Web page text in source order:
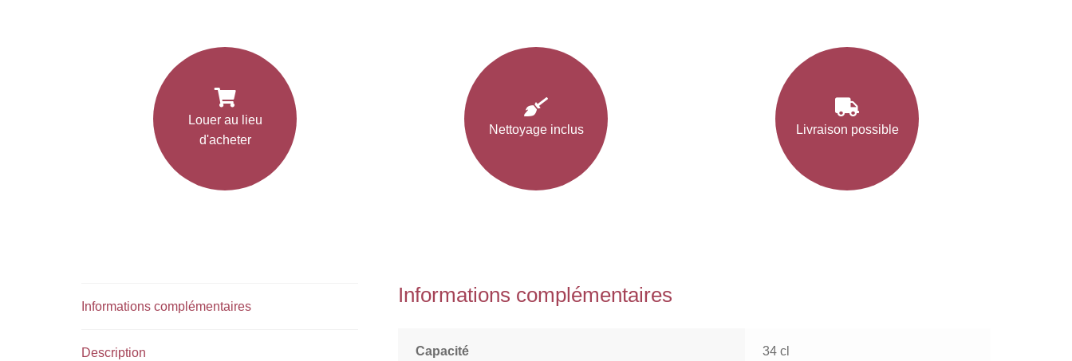
Louer au lieu
d'acheter
Nettoyage inclus Livraison possible
Informations complémentaires
Description
Informations complémentaires
Capacité 34 cl